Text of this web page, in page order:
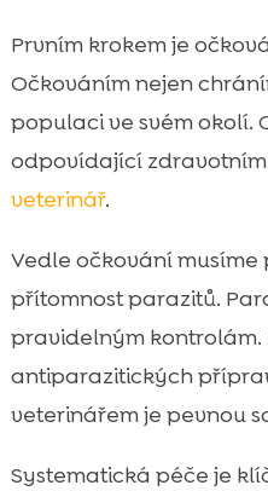
Prvním krokem je
Očkováním nejen
populaci ve svém okolí.
odpovídající
veterinář.
Vedle očkování
přítomnost parazitů.
pravidelným kontrolám.
antiparazitických
veterinářem je pevnou
Systematická péče je